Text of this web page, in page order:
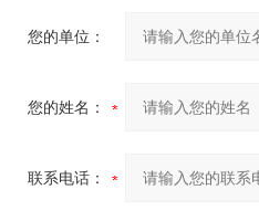
您的单位：
您的姓名：
联系电话：